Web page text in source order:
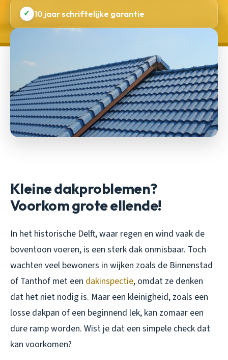
✓ 10 jaar schriftelijke garantie
Kleine dakproblemen?
Voorkom grote ellende!
In het historische Delft, waar regen en wind vaak de
boventoon voeren, is een sterk dak onmisbaar. Toch
wachten veel bewoners in wijken zoals de Binnenstad
of Tanthof met een dakinspectie, omdat ze denken
dat het niet nodig is. Maar een kleinigheid, zoals een
losse dakpan of een beginnend lek, kan zomaar een
dure ramp worden. Wist je dat een simpele check dat
kan voorkomen?